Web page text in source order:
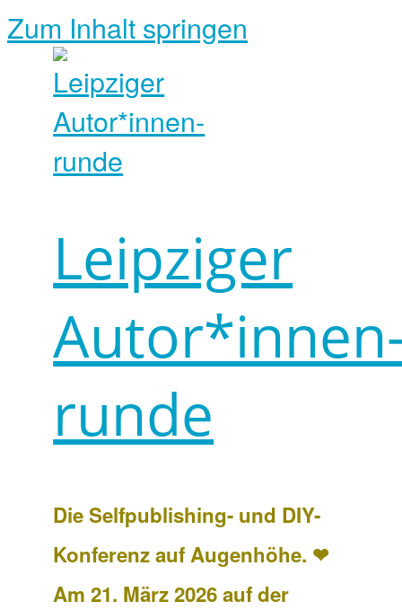
Zum Inhalt springen
Leipziger
runde
Die Selfpublishing- und DIY-
Konferenz auf Augenhöhe. ❤
Am 21. März 2026 auf der